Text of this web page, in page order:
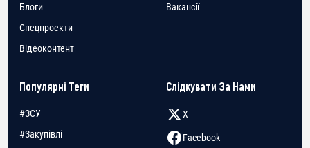
Блоги
Спецпроекти
Відеоконтент
Вакансії
Популярні Теги
#ЗСУ
#Закупівлі
Слідкувати За Нами
X
Facebook